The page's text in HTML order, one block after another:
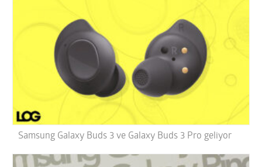
Samsung Galaxy Buds 3 ve Galaxy Buds 3 Pro geliyor